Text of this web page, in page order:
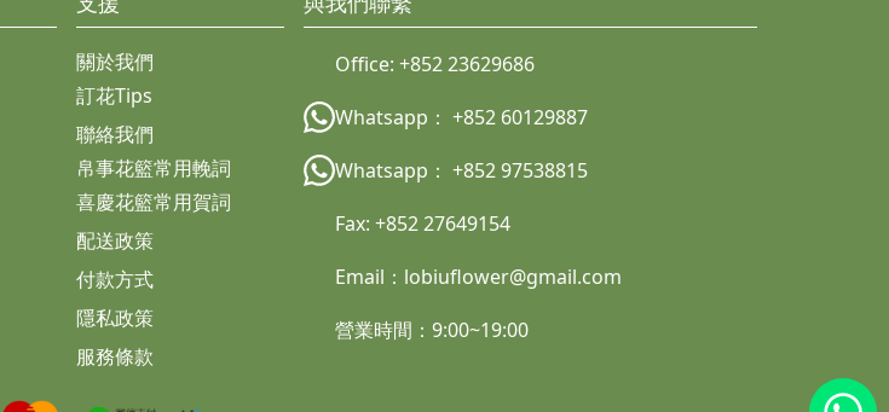
關於我們
訂花Tips
聯絡我們
帛事花籃常用輓詞
喜慶花籃常用賀詞
配送政策
付款方式
隱私政策
服務條款
Office: +852 23629686
Whatsapp： +852 60129887
Whatsapp： +852 97538815
Fax: +85227649154
Email： lobiuflower@gmail.com
營業時間：9:00~19:00